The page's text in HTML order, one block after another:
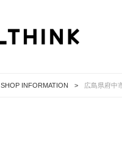
SHOP INFORMATION 広島県府中